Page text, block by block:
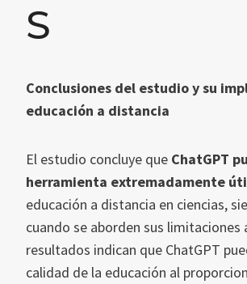
S
Conclusiones del estudio y su
educación a distancia
El estudio concluye que ChatGPT
herramienta extremadamente
educación a distancia en ciencias,
cuando se aborden sus limitaciones
resultados indican que ChatGPT
calidad de la educación al